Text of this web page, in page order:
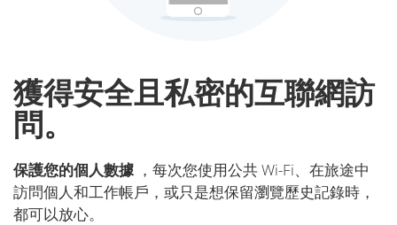
獲得安全且私密的互聯網訪
問。
保護您的個人數據 ，每次您使用公共 Wi-Fi、在旅途中
訪問個人和工作帳戶，或只是想保留瀏覽歷史記錄時，
都可以放心。